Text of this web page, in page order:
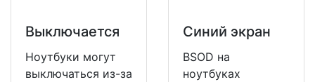
Выключается
Ноутбуки могут
выключаться из-за
Синий экран
BSOD на
ноутбуках